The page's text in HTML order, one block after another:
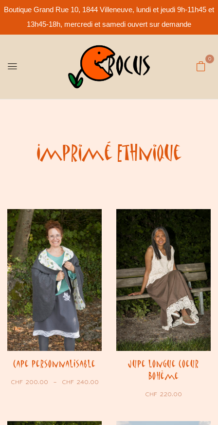
Boutique Grand Rue 10, 1844 Villeneuve, lundi et jeudi 9h-11h45 et
13h45-18h, mercredi et samedi ouvert sur demande
0
Imprimé Ethnique
Cape personnalisable
CHF200.00 – CHF240.00
Jupe longue Coeur
Bohème
CHF 220.00